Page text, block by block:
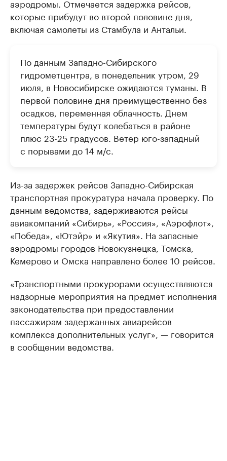
аэродромы. Отмечается задержка рейсов,
которые прибудут во второй половине дня,
включая самолеты из Стамбула и Антальи.
По данным Западно-Сибирского
гидрометцентра, в понедельник утром, 29
июля, в Новосибирске ожидаются туманы. В
первой половине дня преимущественно без
осадков, переменная облачность. Днем
температуры будут колебаться в районе
плюс 23-25 градусов. Ветер юго-западный
с порывами до 14 м/с.
Из-за задержек рейсов Западно-Сибирская
транспортная прокуратура начала проверку. По
данным ведомства, задерживаются рейсы
авиакомпаний «Сибирь», «Россия», «Аэрофлот»,
«Победа», «Ютэйр» и «Якутия». На запасные
аэродромы городов Новокузнецка, Томска,
Кемерово и Омска направлено более 10 рейсов.
«Транспортными прокурорами осуществляются
надзорные мероприятия на предмет исполнения
законодательства при предоставлении
пассажирам задержанных авиарейсов
комплекса дополнительных услуг», — говорится
в сообщении ведомства.